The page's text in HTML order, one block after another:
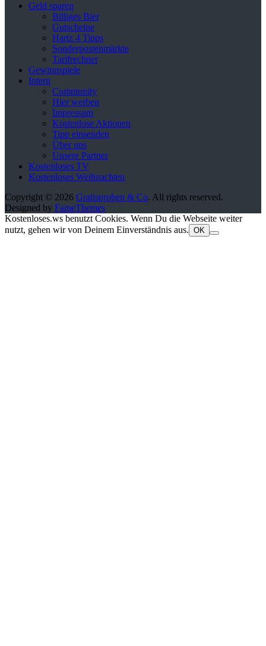
Geld sparen
Billiges Bier
Gutscheine
Hartz 4 Tipps
Sonderpostenmärkte
Tarifrechner
Gewinnspiele
Intern
Community
Hier werben
Impressum
Kostenlose Aktionen
Tipp einsenden
Über uns
Unsere Partner
Kostenloses TV
Kostenloses Weihnachten
Copyright © 2026 Gratisproben & Co. All rights reserved.
Designed by FameThemes
Kostenloses.ws benutzt Cookies. Wenn Du die Webseite weiter
nutzt, gehen wir von Deinem Einverständnis aus. OK